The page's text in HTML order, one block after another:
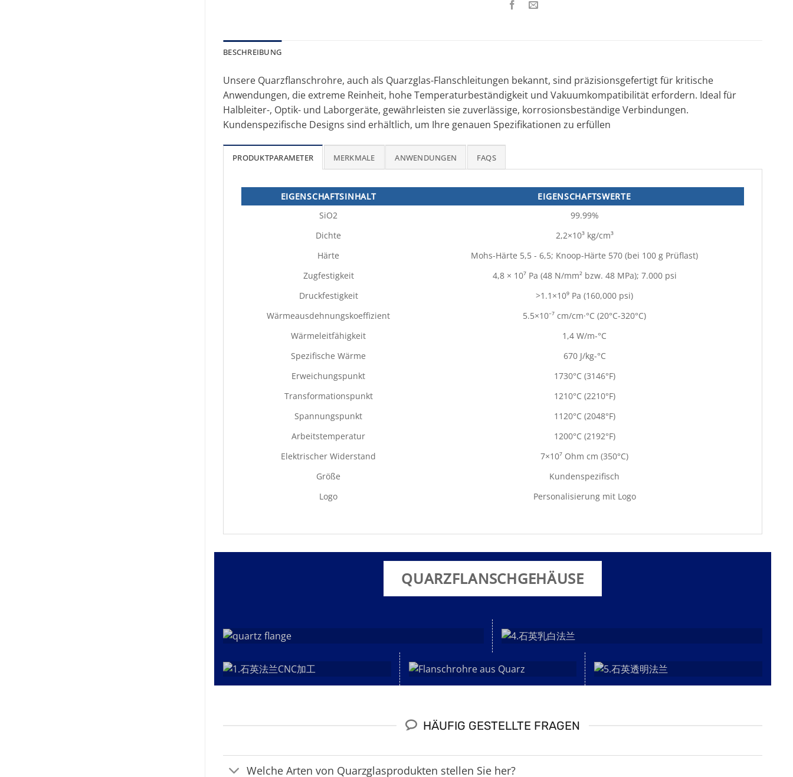
BESCHREIBUNG
Unsere Quarzflanschrohre, auch als Quarzglas-Flanschleitungen bekannt, sind präzisionsgefertigt für kritische
Anwendungen, die extreme Reinheit, hohe Temperaturbeständigkeit und Vakuumkompatibilität erfordern. Ideal für
Halbleiter-, Optik- und Laborgeräte, gewährleisten sie zuverlässige, korrosionsbeständige Verbindungen.
Kundenspezifische Designs sind erhältlich, um Ihre genauen Spezifikationen zu erfüllen
PRODUKTPARAMETER MERKMALE ANWENDUNGEN FAQS
EIGENSCHAFTSINHALT
EIGENSCHAFTSWERTE
SiO2
99.99%
Dichte
2,2×10³ kg/cm³
Härte
Mohs-Härte 5,5 - 6,5; Knoop-Härte 570 (bei 100 g Prüflast)
Zugfestigkeit
4,8 × 10⁷ Pa (48 N/mm² bzw. 48 MPa); 7.000 psi
Druckfestigkeit
>1.1×10⁹ Pa (160,000 psi)
Wärmeausdehnungskoeffizient
5.5×10⁻⁷ cm/cm·°C (20°C-320°C)
Wärmeleitfähigkeit
1,4 W/m-°C
Spezifische Wärme
670 J/kg-°C
Erweichungspunkt
1730°C (3146°F)
Transformationspunkt
1210°C (2210°F)
Spannungspunkt
1120°C (2048°F)
Arbeitstemperatur
1200°C (2192°F)
Elektrischer Widerstand
7×10⁷ Ohm cm (350°C)
Größe
Kundenspezifisch
Logo
Personalisierung mit Logo
QUARZFLANSCHGEHÄUSE
HÄUFIG GESTELLTE FRAGEN
Welche Arten von Quarzglasprodukten stellen Sie her?